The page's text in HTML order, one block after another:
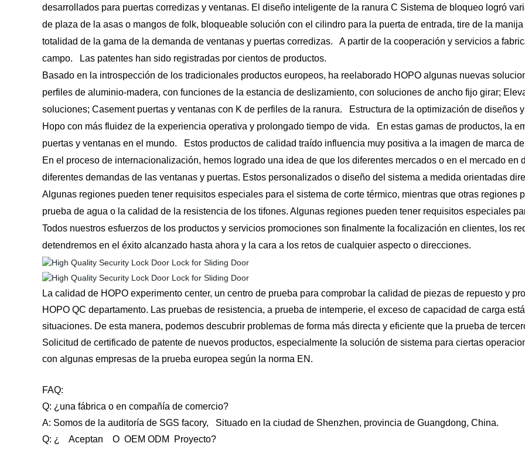
desarrollados para puertas corredizas y ventanas. El diseño inteligente de la ranura C Sistema de bloqueo logró
de plaza de la asas o mangos de folk, bloqueable solución con el cilindro para la puerta de entrada, tire de la
totalidad de la gama de la demanda de ventanas y puertas corredizas. A partir de la cooperación y servicios a
campo. Las patentes han sido registradas por cientos de productos.
Basado en la introspección de los tradicionales productos europeos, ha reelaborado HOPO algunas nuevas
perfiles de aluminio-madera, con funciones de la estancia de deslizamiento, con soluciones de ancho fijo girar;
soluciones; Casement puertas y ventanas con K de perfiles de la ranura. Estructura de la optimización de diseños
Hopo con más fluidez de la experiencia operativa y prolongado tiempo de vida. En estas gamas de productos, la
puertas y ventanas en el mundo. Estos productos de calidad traído influencia muy positiva a la imagen de marca
En el proceso de internacionalización, hemos logrado una idea de que los diferentes mercados o en el mercado
diferentes demandas de las ventanas y puertas. Estos personalizados o diseño del sistema a medida orientadas
Algunas regiones pueden tener requisitos especiales para el sistema de corte térmico, mientras que otras regiones
prueba de agua o la calidad de la resistencia de los tifones. Algunas regiones pueden tener requisitos especiales
Todos nuestros esfuerzos de los productos y servicios promociones son finalmente la focalización en clientes, los
detendremos en el éxito alcanzado hasta ahora y la cara a los retos de cualquier aspecto o direcciones.
La calidad de HOPO experimento center, un centro de prueba para comprobar la calidad de piezas de repuesto y
HOPO QC departamento. Las pruebas de resistencia, a prueba de intemperie, el exceso de capacidad de carga
situaciones. De esta manera, podemos descubrir problemas de forma más directa y eficiente que la prueba de
Solicitud de certificado de patente de nuevos productos, especialmente la solución de sistema para ciertas
con algunas empresas de la prueba europea según la norma EN.
FAQ:
Q: ¿una fábrica o en compañía de comercio?
A: Somos de la auditoría de SGS facory, Situado en la ciudad de Shenzhen, provincia de Guangdong, China.
Q: ¿ Aceptan O OEM ODM Proyecto?